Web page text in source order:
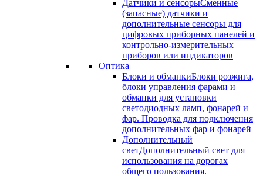
Датчики и сенсорыСменные
(запасные) датчики и
дополнительные сенсоры для
цифровых приборных панелей и
контрольно-измерительных
приборов или индикаторов
Оптика
Блоки и обманкиБлоки розжига,
блоки управления фарами и
обманки для установки
светодиодных ламп, фонарей и
фар. Проводка для подключения
дополнительных фар и фонарей
Дополнительный
светДополнительный свет для
использования на дорогах
общего пользования.